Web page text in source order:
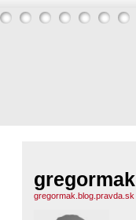
gregormak
gregormak.blog.pravda.sk